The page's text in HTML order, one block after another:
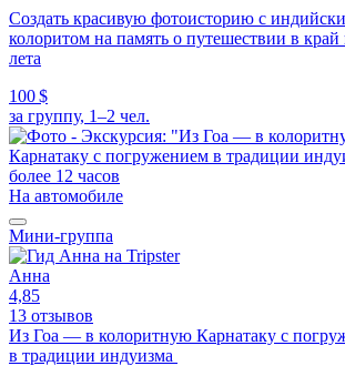
Создать красивую фотоисторию с
колоритом на память о путешествии в край
лета
100 $
за группу, 1–2 чел.
более 12 часов
На автомобиле
Мини-группа
Анна
4,85
13 отзывов
Из Гоа — в колоритную Карнатаку с
в традиции индуизма